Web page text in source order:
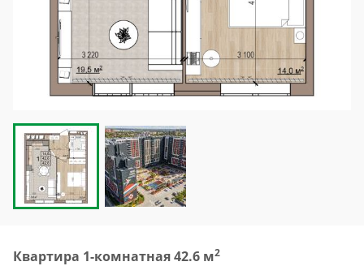
Квартира 1-комнатная 42.6 м2